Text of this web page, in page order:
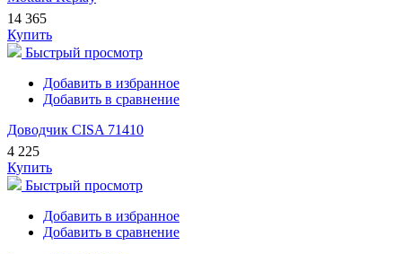
14 365
Купить
Быстрый просмотр
Добавить в избранное
Добавить в сравнение
Доводчик CISA 71410
4 225
Купить
Быстрый просмотр
Добавить в избранное
Добавить в сравнение